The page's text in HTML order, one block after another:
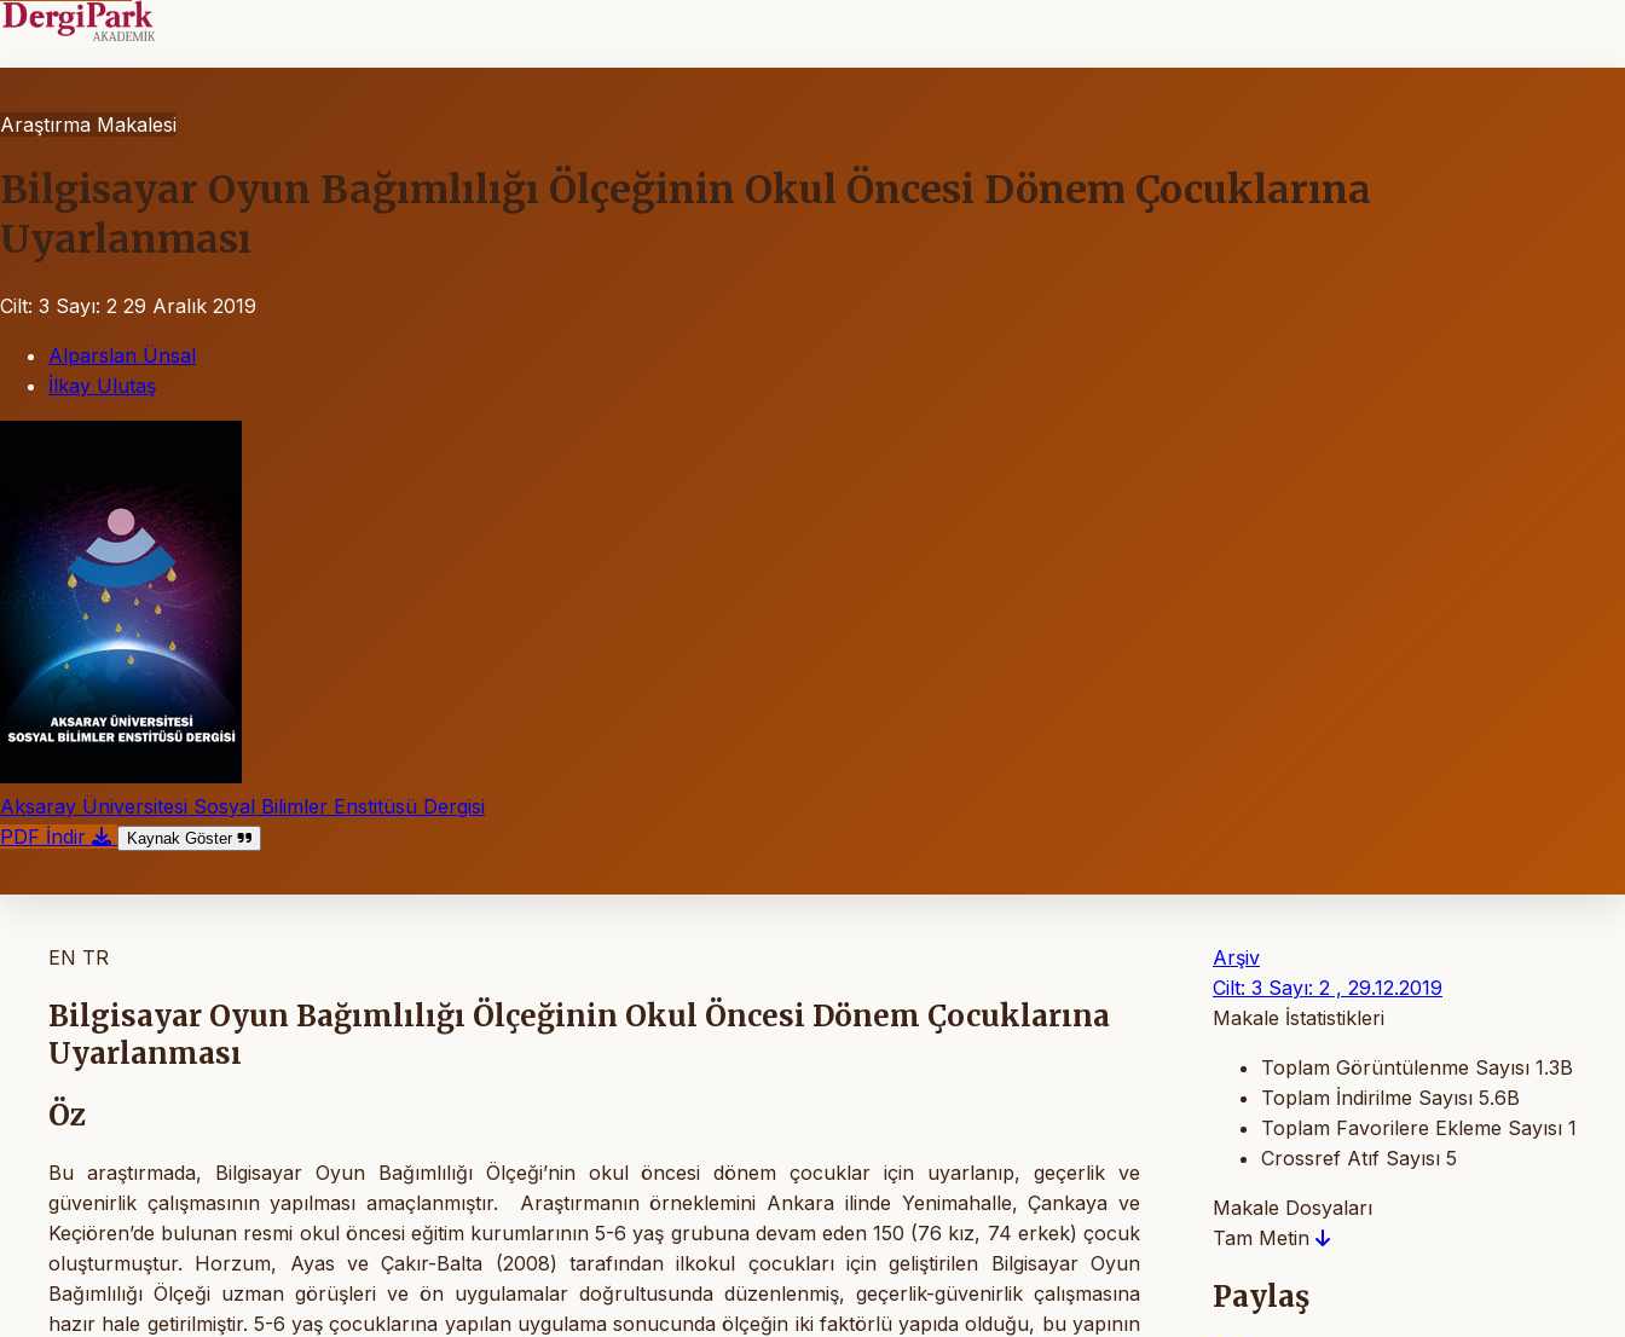
Araştırma Makalesi
Bilgisayar Oyun Bağımlılığı Ölçeğinin Okul Öncesi Dönem Çocuklarına
Uyarlanması
Cilt: 3 Sayı: 2 29 Aralık 2019
Alparslan Ünsal
İlkay Ulutaş
Aksaray Üniversitesi Sosyal Bilimler Enstitüsü Dergisi
PDF İndir
Kaynak Göster
EN TR
Bilgisayar Oyun Bağımlılığı Ölçeğinin Okul Öncesi Dönem Çocuklarına
Uyarlanması
Öz
Bu araştırmada, Bilgisayar Oyun Bağımlılığı Ölçeği’nin okul öncesi dönem çocuklar için uyarlanıp, geçerlik ve
güvenirlik çalışmasının yapılması amaçlanmıştır. Araştırmanın örneklemini Ankara ilinde Yenimahalle, Çankaya ve
Keçiören’de bulunan resmi okul öncesi eğitim kurumlarının 5-6 yaş grubuna devam eden 150 (76 kız, 74 erkek) çocuk
oluşturmuştur. Horzum, Ayas ve Çakır-Balta (2008) tarafından ilkokul çocukları için geliştirilen Bilgisayar Oyun
Bağımlılığı Ölçeği uzman görüşleri ve ön uygulamalar doğrultusunda düzenlenmiş, geçerlik-güvenirlik çalışmasına
hazır hale getirilmiştir. 5-6 yaş çocuklarına yapılan uygulama sonucunda ölçeğin iki faktörlü yapıda olduğu, bu yapının
Arşiv
Cilt: 3 Sayı: 2 , 29.12.2019
Makale İstatistikleri
Toplam Görüntülenme Sayısı 1.3B
Toplam İndirilme Sayısı 5.6B
Toplam Favorilere Ekleme Sayısı 1
Crossref Atıf Sayısı 5
Makale Dosyaları
Tam Metin
Paylaş